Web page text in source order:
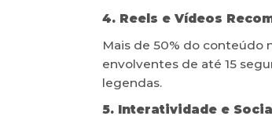
4. Reels e Vídeos
Mais de 50% do conteúdo
envolventes de até 15
legendas.
5. Interatividade e